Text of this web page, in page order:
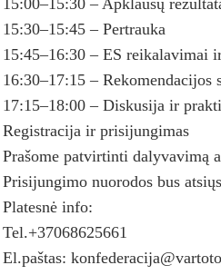
15:00–15:30 – Apklausų
15:30–15:45 – Pertrauka
15:45–16:30 – ES reikalavimai
16:30–17:15 – Rekomendacijos
17:15–18:00 – Diskusija ir
Registracija ir prisijungimas
Prašome patvirtinti dalyvavimą
Prisijungimo nuorodos bus
Platesnė info:
Tel.+37068625661
El.paštas: